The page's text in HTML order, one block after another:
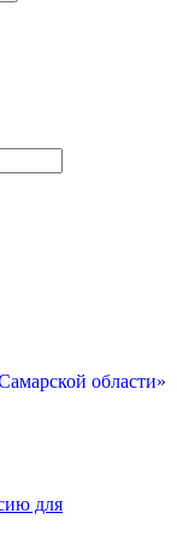
области»
для